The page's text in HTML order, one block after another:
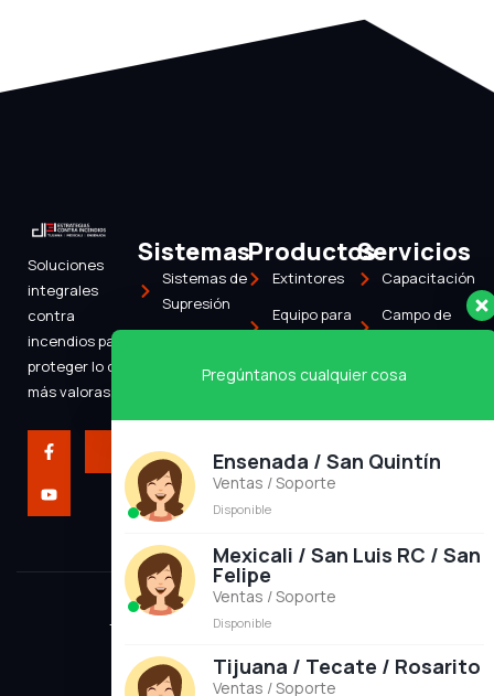
Soluciones
integrales
contra
incendios para
proteger lo que
más valoras.
F
a
e
b
o
-
J
i
t
-
Y
o
t
u
b
Sistemas
Sistemas de
Supresión
Detección
Productos
Extintores
Equipo para
Servicios
Capacitación
Campo de
Consultoría
Todos los derechos Reservados © 2024
Pregúntanos cualquier cosa
Ensenada / San Quintín
Ventas / Soporte
Disponible
Mexicali / San Luis RC / San
Felipe
Ventas / Soporte
Disponible
Tijuana / Tecate / Rosarito
Ventas / Soporte